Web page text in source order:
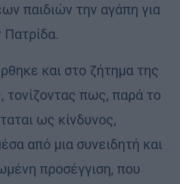
παιδιών την αγάπη για
Πατρίδα.
και στο ζήτημα της
τονίζοντας πως, παρά το
ως κίνδυνος,
από μια συνειδητή και
προσέγγιση, που